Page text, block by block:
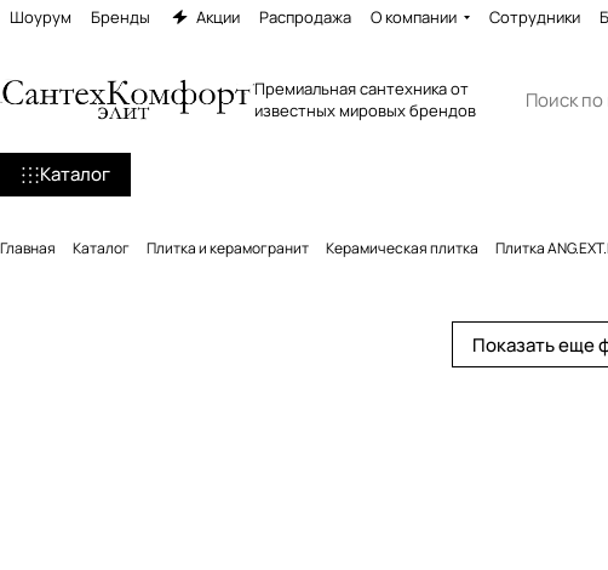
Шоурум Бренды Акции Распродажа О компании Сотрудники
Премиальная сантехника от
известных мировых брендов
Каталог
Главная Каталог Плитка и керамогранит Керамическая плитка Плитка
Показать еще